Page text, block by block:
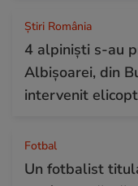
Știri România
4 alpiniști s-au
Albișoarei, din
intervenit
Fotbal
Un fotbalist